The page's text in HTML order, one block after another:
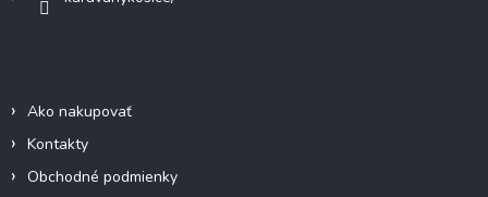
Ako nakupovať
Kontakty
Obchodné podmienky